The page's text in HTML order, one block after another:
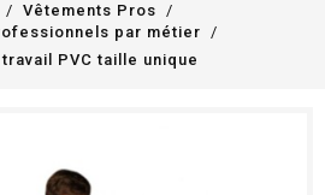
Vêtements Pros
par métier
PVC taille unique